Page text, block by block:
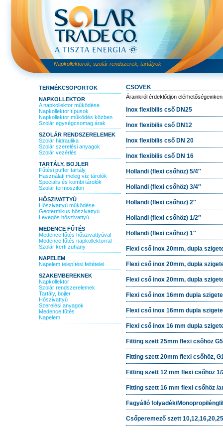
Napkollektorok, szolár rendszerek, tartályok
TERMÉKCSOPORTOK
NAPKOLLEKTOR
A napkollektor működése
Napkollektor típusok
Napkollektor működés közben
Szolár egységcsomag árak
SZOLÁR RENDSZERELEMEK
Szolár hidraulika
Szolár szerelési anyagok
Szolár vezérlés
TARTÁLY, BOJLER
Fűtési puffer tartály
Használati meleg víz tárolók
Speciális és kombi tárolók
Szolár termoszifon
HŐSZIVATTYÚ
Hőszivattyú működése
Geotermikus hőszivattyú
Levegős hőszivattyú
MEDENCE FŰTÉS
Medence fűtés hőszivattyúval
Medence fűtés napkollektorral
Szolár kerti zuhany
NAPELEM
Napelem telepítési feltételei
SZAKEMBEREKNEK
Napkollektor
Szolár rendszerelemek
Tartály, bojler
Hőszivattyú
Szerelési anyagok
Medence fűtés
Napelem
CSÖVEK
Árainkról érdeklődjön
Inox flexibilis cső DN25
Inox flexibilis cső DN12
Inox flexibilis cső DN 20
Inox flexibilis cső DN 16
Hollandi (flexi csőhöz) 5/4″
Hollandi (flexi csőhöz) 3/4″
Hollandi (flexi csőhöz) 2″
Hollandi (flexi csőhöz) 1/2″
Hollandi (flexi csőhöz) 1″
Flexi cső inox 20mm, dupla
Flexi cső inox 20mm, dupla
Flexi cső inox 20mm, dupla
Flexi cső inox 16mm dupla
Flexi cső inox 16mm dupla
Flexi cső inox 16 mm dupla
Fitting szett 25mm flexi csőhöz
Fitting szett 20mm flexi csőhöz,
Fitting szett 12 mm flexi csőhöz
Fitting szett 16 mm flexi csőhöz /
Fagyálló folyadék/
Csőperemező szett